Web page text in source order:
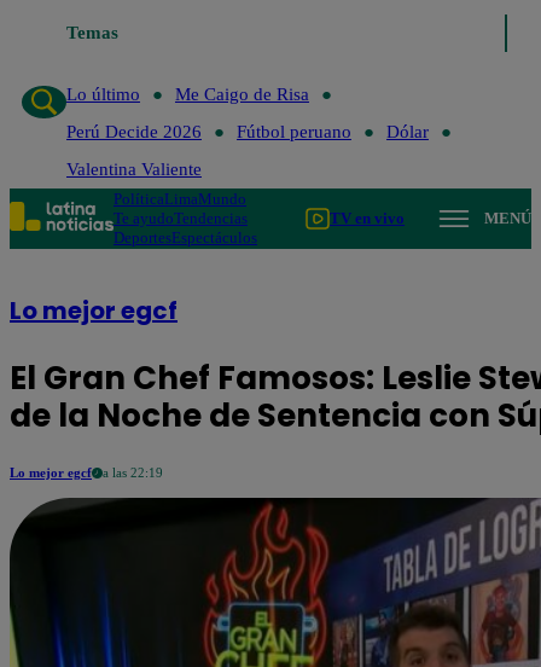
Temas
Lo último
Me Caigo de Risa
Perú Decide 2026
Fútbol peruano
Dólar
Valentina Valiente
PolíticaLimaMundo
Te ayudoTendencias
DeportesEspectáculos
TV en vivo MENÚ
Lo mejor egcf
El Gran Chef Famosos: Leslie
de la Noche de Sentencia con
Lo mejor egcf a las 22:19